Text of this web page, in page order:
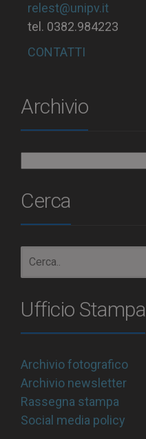
relest@unipv.it
tel. 0382.984223
CONTATTI
Archivio
Cerca
Ufficio Stampa
Archivio fotografico
Archivio newsletter
Rassegna stampa
Social media policy